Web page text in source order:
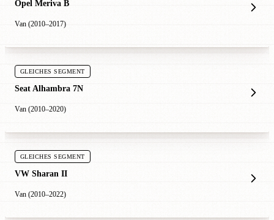
Opel Meriva B
Van (2010–2017)
GLEICHES SEGMENT
Seat Alhambra 7N
Van (2010–2020)
GLEICHES SEGMENT
VW Sharan II
Van (2010–2022)